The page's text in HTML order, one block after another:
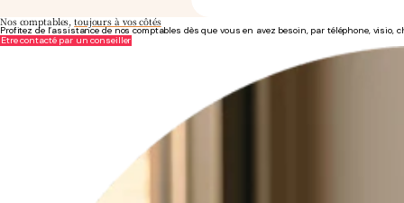
Nos comptables,toujours à vos côtés
Profitez de l’assistance de nos comptables dès que vous en avez besoin, par téléphone, visio,
Être contacté par un conseiller